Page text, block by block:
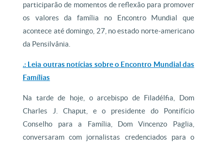
participarão de momentos de reflexão para promover
os valores da família no Encontro Mundial que
acontece até domingo, 27, no estado norte-americano
da Pensilvânia.
.: Leia outras notícias sobre o Encontro Mundial das
Famílias
Na tarde de hoje, o arcebispo de Filadélfia, Dom
Charles J. Chaput, e o presidente do Pontifício
Conselho para a Família, Dom Vincenzo Paglia,
conversaram com jornalistas credenciados para o